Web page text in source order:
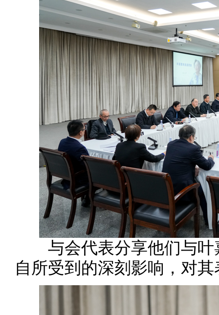
与会代表分享他们与叶
自所受到的深刻影响，对